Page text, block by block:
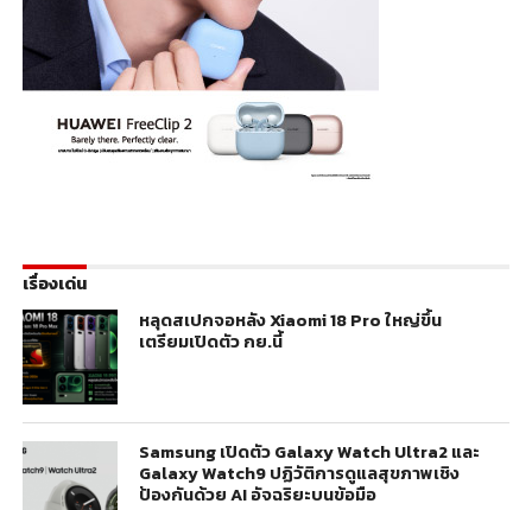
เรื่องเด่น
หลุดสเปกจอหลัง Xiaomi 18 Pro ใหญ่ขึ้น
เตรียมเปิดตัว กย.นี้
Samsung เปิดตัว Galaxy Watch Ultra2 และ
Galaxy Watch9 ปฏิวัติการดูแลสุขภาพเชิง
ป้องกันด้วย AI อัจฉริยะบนข้อมือ